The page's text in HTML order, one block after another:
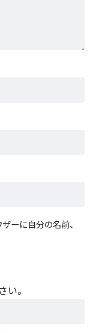
ーに自分の名前、
い。